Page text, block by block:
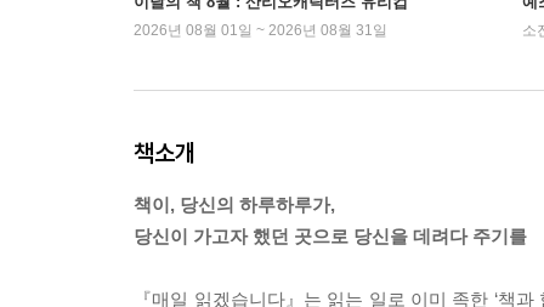
2026년 08월 01일 ~ 2026년 08월 31일 소
책소개
책이, 당신의 하루하루가,
당신이 가고자 했던 곳으로 당신을 데려다 주기를
『매일 읽겠습니다』는 읽는 일로 이미 족한 ‘책